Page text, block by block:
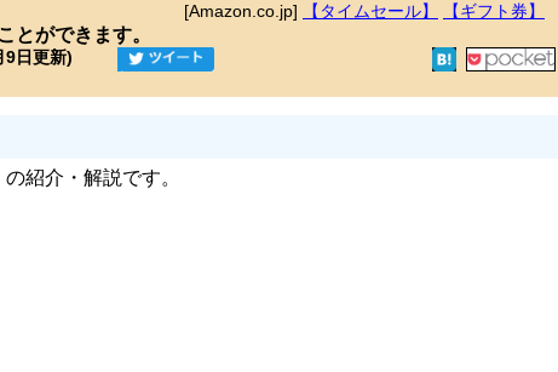
[Amazon.co.jp] 【タイムセール】 【ギフト券】
とができます。
9日更新)
紹介・解説です。